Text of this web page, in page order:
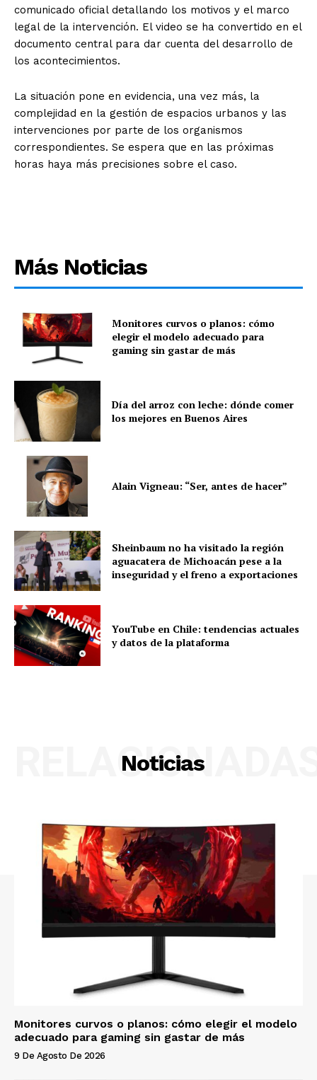
comunicado oficial detallando los motivos y el marco
legal de la intervención. El video se ha convertido en el
documento central para dar cuenta del desarrollo de
los acontecimientos.
La situación pone en evidencia, una vez más, la
complejidad en la gestión de espacios urbanos y las
intervenciones por parte de los organismos
correspondientes. Se espera que en las próximas
horas haya más precisiones sobre el caso.
Más Noticias
Monitores curvos o planos: cómo
elegir el modelo adecuado para
gaming sin gastar de más
Día del arroz con leche: dónde comer
los mejores en Buenos Aires
Alain Vigneau: “Ser, antes de hacer”
Sheinbaum no ha visitado la región
aguacatera de Michoacán pese a la
inseguridad y el freno a exportaciones
YouTube en Chile: tendencias actuales
y datos de la plataforma
Noticias
Monitores curvos o planos: cómo elegir el modelo
adecuado para gaming sin gastar de más
9 De Agosto De 2026